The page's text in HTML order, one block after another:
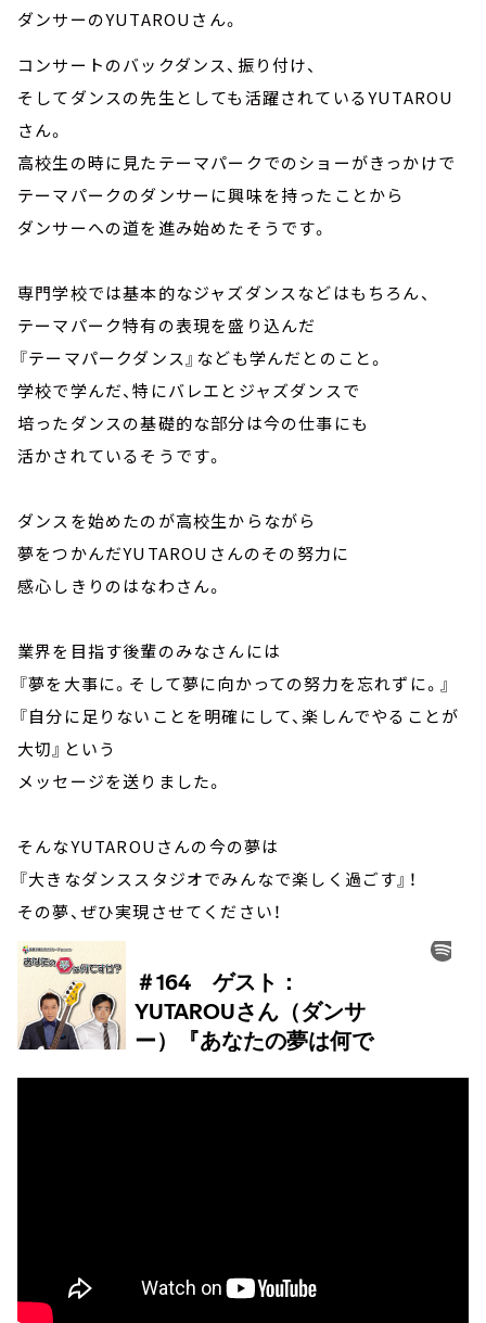
ダンサーのYUTAROUさん。
コンサートのバックダンス、振り付け、
そしてダンスの先生としても活躍されているYUTAROU
さん。
高校生の時に見たテーマパークでのショーがきっかけで
テーマパークのダンサーに興味を持ったことから
ダンサーへの道を進み始めたそうです。
専門学校では基本的なジャズダンスなどはもちろん、
テーマパーク特有の表現を盛り込んだ
『テーマパークダンス』なども学んだとのこと。
学校で学んだ、特にバレエとジャズダンスで
培ったダンスの基礎的な部分は今の仕事にも
活かされているそうです。
ダンスを始めたのが高校生からながら
夢をつかんだYUTAROUさんのその努力に
感心しきりのはなわさん。
業界を目指す後輩のみなさんには
『夢を大事に。そして夢に向かっての努力を忘れずに。』
『自分に足りないことを明確にして、楽しんでやることが
大切』という
メッセージを送りました。
そんなYUTAROUさんの今の夢は
『大きなダンススタジオでみんなで楽しく過ごす』！
その夢、ぜひ実現させてください！